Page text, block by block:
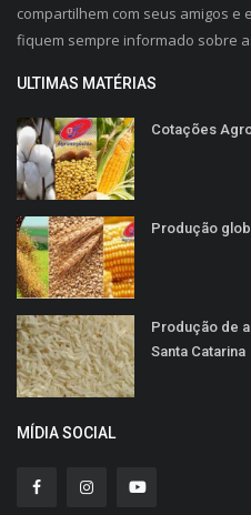
compartilhem com seus amigos
fiquem sempre informado sobre
ULTIMAS MATÉRIAS
Cotações
Produção
Produção de
Santa Catarina
MÍDIA SOCIAL